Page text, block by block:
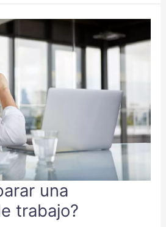
una
trabajo?